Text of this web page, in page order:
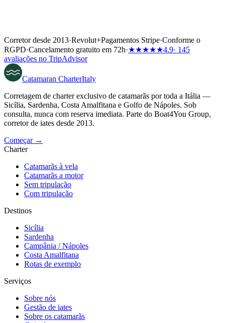
Corretor desde 2013·Revolut+Pagamentos Stripe·Conforme o
RGPD·Cancelamento gratuito em 72h·★★★★★4.9· 145
avaliações no TripAdvisor
Catamaran CharterItaly
Corretagem de charter exclusivo de catamarãs por toda a Itália —
Sicília, Sardenha, Costa Amalfitana e Golfo de Nápoles. Sob
consulta, nunca com reserva imediata. Parte do Boat4You Group,
corretor de iates desde 2013.
Começar →
Charter
Catamarãs à vela
Catamarãs a motor
Sem tripulação
Com tripulação
Destinos
Sicília
Sardenha
Campânia / Nápoles
Costa Amalfitana
Rotas de exemplo
Serviços
Sobre nós
Gestão de iates
Sobre os catamarãs